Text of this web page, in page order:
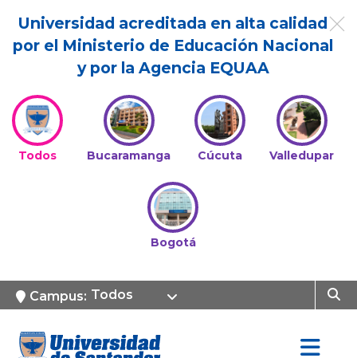
Universidad acreditada en alta calidad
por el Ministerio de Educación Nacional
y por la Agencia EQUAA
Todos Bucaramanga Cúcuta Valledupar
Bogotá
Campus: Todos